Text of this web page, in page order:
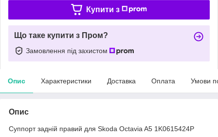
Купити з
Що таке купити з Пром?
Замовлення під захистом
Опис Характеристики Доставка Оплата Умови
Опис
Суппорт задній правий для Skoda Octavia A5 1K0615424P